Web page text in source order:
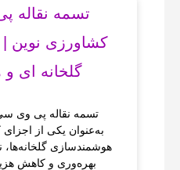
تسمه نقاله
گلخانه‌ ای و
تسمه نقاله پی وی
به‌عنوان یکی از اجزای
هوشمندسازی
بهره‌وری و کاهش